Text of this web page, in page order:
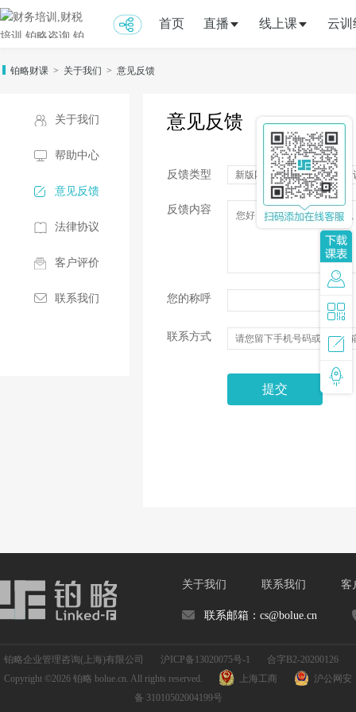
首页 直播 线上课 云训
铂略财课 > 关于我们 > 意见反馈
关于我们
帮助中心
意见反馈
法律协议
客户评价
联系我们
意见反馈
反馈类型 新版网站建议 课程建
反馈内容
您的称呼
联系方式
关于我们 联系我们 客
联系邮箱：cs@bolue.cn
铂略企业管理咨询(上海)有限公司 沪ICP备13020075号-1
合字B2-20200126
Copyright ©2026 铂略 bolue.cn. All rights reserved.
上海工商
沪公网安
备 31010502004199号